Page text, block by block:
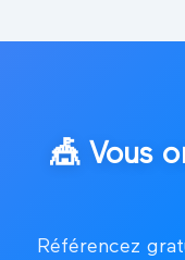
🎪Vous
Référencez